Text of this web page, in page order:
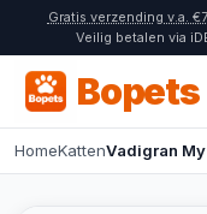
Gratis verzending v.a.
Veilig betalen via
Bopets
HomeKattenVadigran